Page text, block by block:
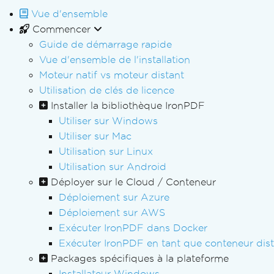
Vue d'ensemble
Commencer
Guide de démarrage rapide
Vue d'ensemble de l'installation
Moteur natif vs moteur distant
Utilisation de clés de licence
Installer la bibliothèque IronPDF
Utiliser sur Windows
Utiliser sur Mac
Utilisation sur Linux
Utilisation sur Android
Déployer sur le Cloud / Conteneur
Déploiement sur Azure
Déploiement sur AWS
Exécuter IronPDF dans Docker
Exécuter IronPDF en tant que conteneur
Packages spécifiques à la plateforme